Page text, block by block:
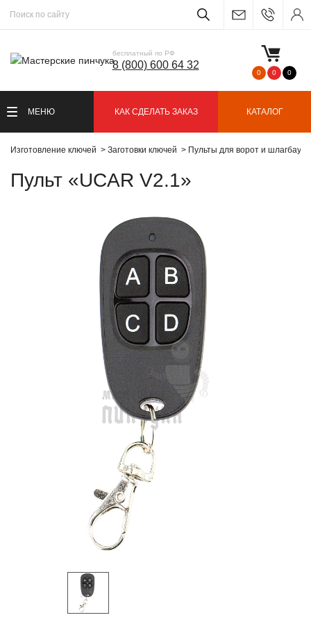
бесплатный по РФ
8 (800) 600 64 32
0 0 0
МЕНЮ КАК СДЕЛАТЬ ЗАКАЗ КАТАЛОГ
Изготовление ключей Заготовки ключей Пульты для ворот и
Пульт «UCAR V2.1»